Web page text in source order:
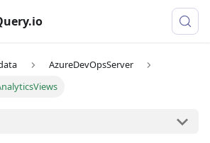
AzureDevOpsServer